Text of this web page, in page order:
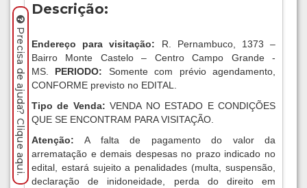
Descrição:
Endereço para visitação: R. Pernambuco, 1373 –
Bairro Monte Castelo – Centro Campo Grande -
MS. PERIODO: Somente com prévio agendamento,
CONFORME previsto no EDITAL.
Tipo de Venda:VENDA NO ESTADO E CONDIÇÕES
QUE SE ENCONTRAM PARA VISITAÇÃO.
Atenção:A falta de pagamento do valor da
arrematação e demais despesas no prazo indicado no
edital, estará sujeito a penalidades (multa, suspensão,
declaração de inidoneidade, perda do direito em
Precisa de ajuda? Clique aqui.